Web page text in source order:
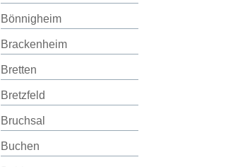
Bönnigheim
Brackenheim
Bretten
Bretzfeld
Bruchsal
Buchen